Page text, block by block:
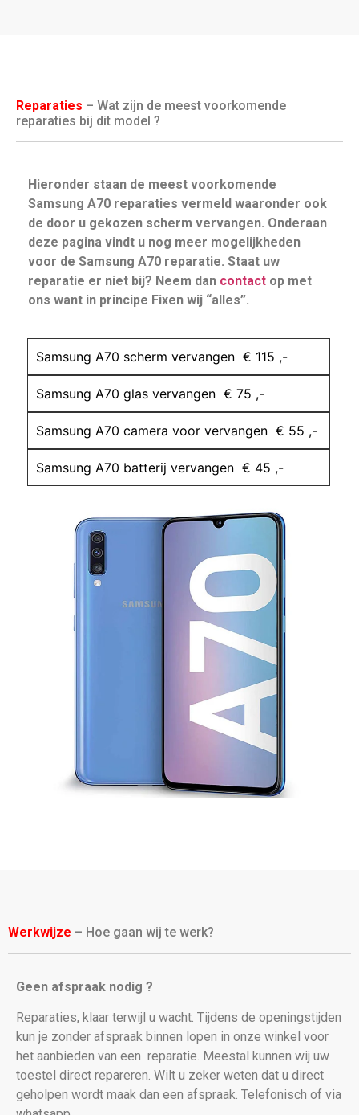
Reparaties – Wat zijn de meest voorkomende
reparaties bij dit model ?
Hieronder staan de meest voorkomende
Samsung A70 reparaties vermeld waaronder ook
de door u gekozen scherm vervangen. Onderaan
deze pagina vindt u nog meer mogelijkheden
voor de Samsung A70 reparatie. Staat uw
reparatie er niet bij? Neem dan contact op met
ons want in principe Fixen wij “alles”.
Samsung A70 scherm vervangen € 115 ,-
Samsung A70 glas vervangen € 75 ,-
Samsung A70 camera voor vervangen € 55 ,-
Samsung A70 batterij vervangen € 45 ,-
Werkwijze – Hoe gaan wij te werk?
Geen afspraak nodig ?
Reparaties, klaar terwijl u wacht. Tijdens de openingstijden
kun je zonder afspraak binnen lopen in onze winkel voor
het aanbieden van een reparatie. Meestal kunnen wij uw
toestel direct repareren. Wilt u zeker weten dat u direct
geholpen wordt maak dan een afspraak. Telefonisch of via